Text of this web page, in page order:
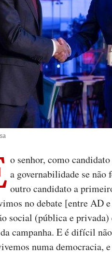
o senhor, como
a governabilidade se
outro candidato a
no debate [entre AD
social (pública e
campanha. E é difícil
numa democracia,